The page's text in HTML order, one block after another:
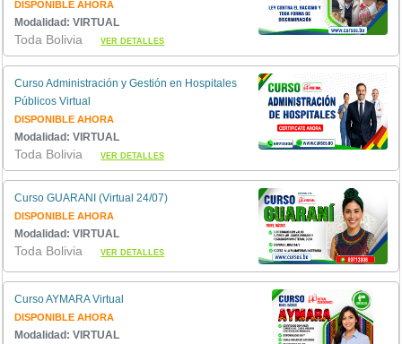
DISPONIBLE AHORA
Modalidad: VIRTUAL
Toda BoliviaVER DETALLES
Curso Administración y Gestión en Hospitales
Públicos Virtual
DISPONIBLE AHORA
Modalidad: VIRTUAL
Toda BoliviaVER DETALLES
Curso GUARANI (Virtual 24/07)
DISPONIBLE AHORA
Modalidad: VIRTUAL
Toda BoliviaVER DETALLES
Curso AYMARA Virtual
DISPONIBLE AHORA
Modalidad: VIRTUAL